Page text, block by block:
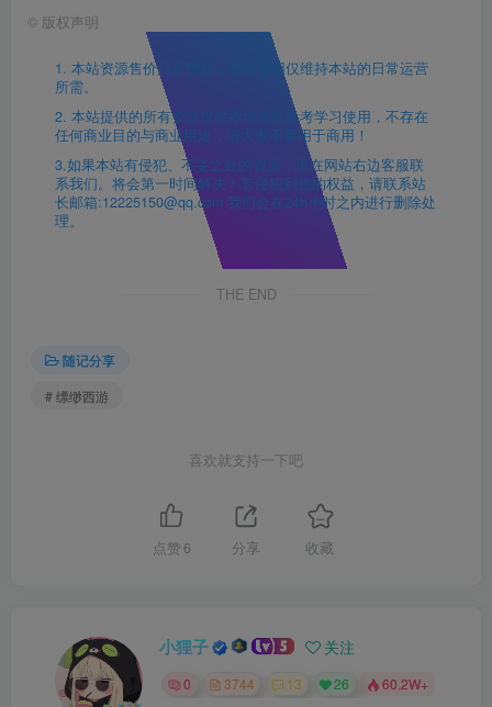
© 版权声明
1. 本站资源售价只是赞助，收取费用仅维持本站的日常运营
所需。
2. 本站提供的所有资源仅供本地单机参考学习使用，不存在
任何商业目的与商业用途，请大家不要用于商用！
3.如果本站有侵犯、不妥之处的资源，请在网站右边客服联
系我们。将会第一时间解决！若侵犯到您的权益，请联系站
长邮箱:12225150@qq.com 我们会在24h小时之内进行删除处
理。
THE END
随记分享
# 缥缈西游
喜欢就支持一下吧
点赞 6 分享 收藏
小狸子 关注
0 3744 13 26 60.2W+